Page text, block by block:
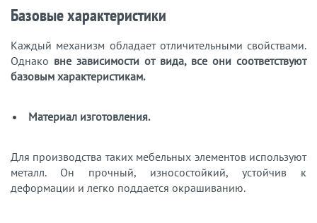
Базовые характеристики
Каждый механизм обладает отличительными свойствами.
Однако вне зависимости от вида, все они соответствуют
базовым характеристикам.
Материал изготовления.
Для производства таких мебельных элементов используют
металл. Он прочный, износостойкий, устойчив к
деформации и легко поддается окрашиванию.